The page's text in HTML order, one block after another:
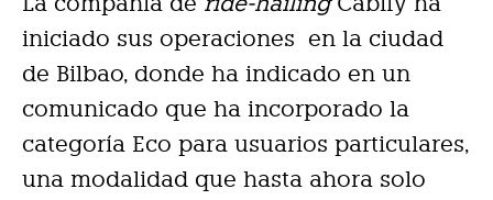
iniciado sus operaciones en la ciudad
de Bilbao, donde ha indicado en un
comunicado que ha incorporado la
categoría Eco para usuarios particulares,
una modalidad que hasta ahora solo